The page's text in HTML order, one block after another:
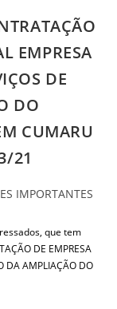
EMPRESA
DE
DO
CUMARU
21
IMPORTANTES
que tem
DE EMPRESA
DA AMPLIAÇÃO DO